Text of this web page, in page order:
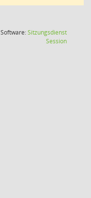
Software:Sitzungsdienst
Session(Wird in